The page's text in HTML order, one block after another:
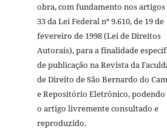
obra, com fundamento nos artigos
33 da Lei Federal nº 9.610, de 19 de
fevereiro de 1998 (Lei de Direitos
Autorais), para a finalidade
de publicação na Revista da
de Direito de São Bernardo do
e Repositório Eletrônico, podendo
o artigo livremente consultado e
reproduzido.